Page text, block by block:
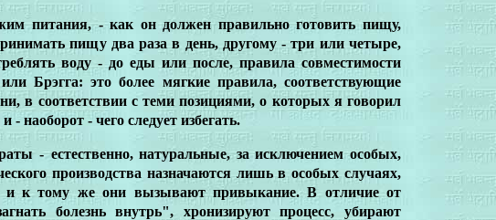
питания, - как он должен правильно готовить пищу,
пищу два раза в день, другому - три или четыре,
воду - до еды или после, правила совместимости
Брэгга: это более мягкие правила, соответствующие
в соответствии с теми позициями, о которых я говорил
наоборот - чего следует избегать.
- естественно, натуральные, за исключением особых,
производства назначаются лишь в особых случаях,
и к тому же они вызывают привыкание. В отличие от
болезнь внутрь", хронизируют процесс, убирают